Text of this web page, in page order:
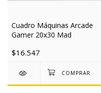
Cuadro Máquinas Arcade
Gamer 20x30 Mad
$16.547